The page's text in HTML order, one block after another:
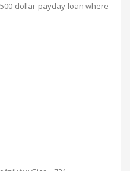
dollar-payday-loan where